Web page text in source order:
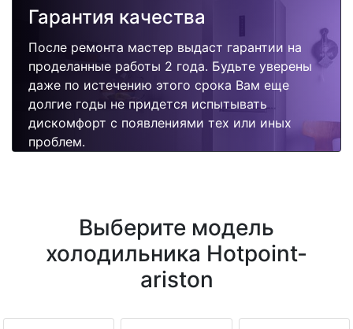
Гарантия качества
После ремонта мастер выдаст гарантии на
проделанные работы 2 года. Будьте уверены
даже по истечению этого срока Вам еще
долгие годы не придется испытывать
дискомфорт с появлениями тех или иных
проблем.
Выберите модель
холодильника Hotpoint-
ariston